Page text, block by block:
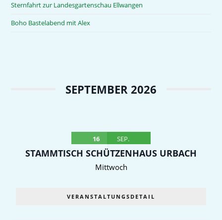
Sternfahrt zur Landesgartenschau Ellwangen
Boho Bastelabend mit Alex
SEPTEMBER 2026
16 SEP.
STAMMTISCH SCHÜTZENHAUS URBACH
Mittwoch
VERANSTALTUNGSDETAIL